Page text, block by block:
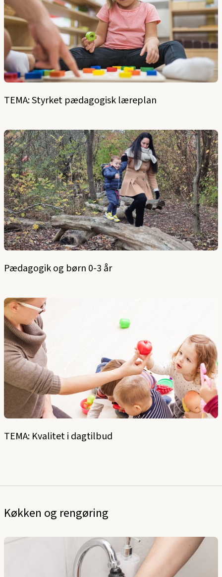
TEMA: Styrket pædagogisk læreplan
Pædagogik og børn 0-3 år
TEMA: Kvalitet i dagtilbud
Køkken og rengøring